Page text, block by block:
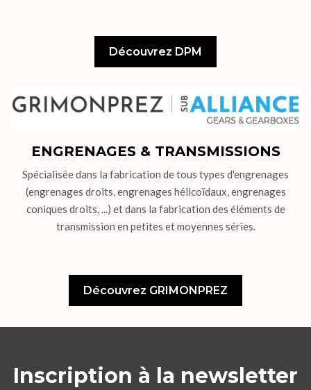
Découvrez DPM
ENGRENAGES & TRANSMISSIONS
Spécialisée dans la fabrication de tous types d'engrenages
(engrenages droits, engrenages hélicoïdaux, engrenages
coniques droits, ...) et dans la fabrication des éléments de
transmission en petites et moyennes séries.
Découvrez GRIMONPREZ
Inscription à la newsletter